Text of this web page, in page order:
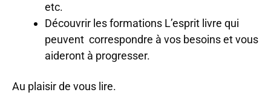
etc.
Découvrir les formations L’esprit livre qui
peuvent correspondre à vos besoins et vous
aideront à progresser.
Au plaisir de vous lire.